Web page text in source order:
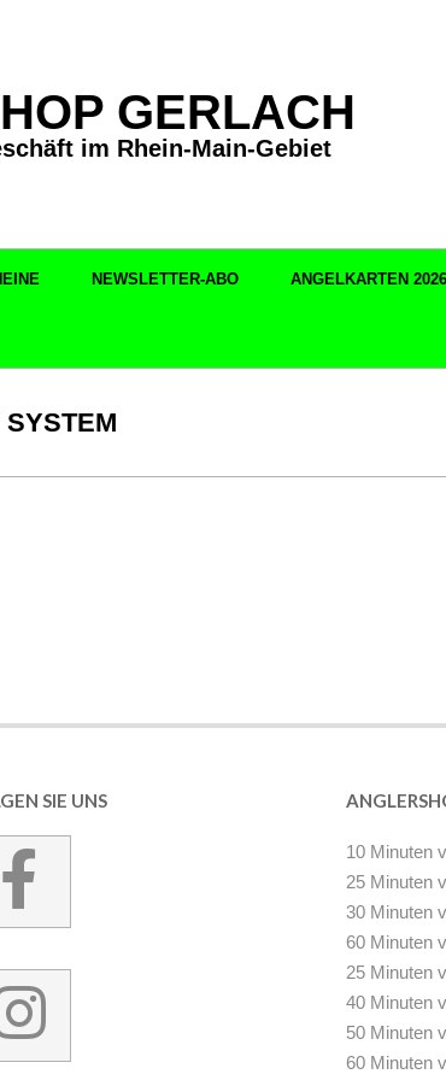
GERLACH
im Rhein-Main-Gebiet
NEWSLETTER-ABO ANGELKARTEN 2026
SIE UNS
10 Minuten
25 Minuten
30 Minuten
60 Minuten
25 Minuten
40 Minuten
50 Minuten
60 Minuten